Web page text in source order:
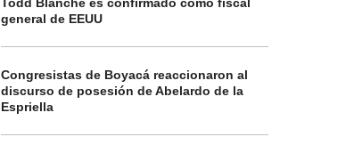
general de EEUU
Congresistas de Boyacá reaccionaron al
discurso de posesión de Abelardo de la
Espriella